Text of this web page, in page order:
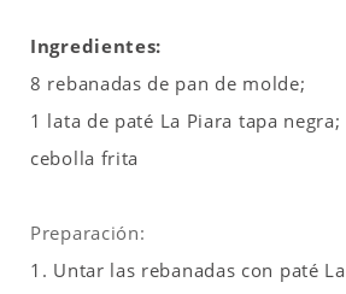
Ingredientes:
8 rebanadas de pan de molde;
1 lata de paté La Piara tapa negra;
cebolla frita
Preparación:
1. Untar las rebanadas con paté